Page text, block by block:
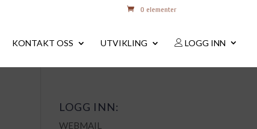
0 elementer
KONTAKT OSS UTVIKLING LOGG INN
LOGG INN:
WEBMAIL